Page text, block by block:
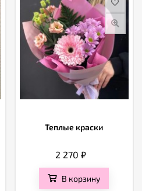
Теплые краски
2 270 ₽
В корзину